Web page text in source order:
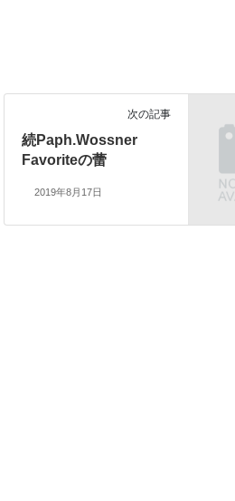
次の記事
続Paph.Wossner
Favoriteの蕾
2019年8月17日